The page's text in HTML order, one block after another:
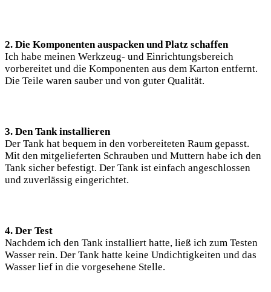
2. Die Komponenten auspacken und Platz schaffen
Ich habe meinen Werkzeug- und Einrichtungsbereich
vorbereitet und die Komponenten aus dem Karton entfernt.
Die Teile waren sauber und von guter Qualität.
3. Den Tank installieren
Der Tank hat bequem in den vorbereiteten Raum gepasst.
Mit den mitgelieferten Schrauben und Muttern habe ich den
Tank sicher befestigt. Der Tank ist einfach angeschlossen
und zuverlässig eingerichtet.
4. Der Test
Nachdem ich den Tank installiert hatte, ließ ich zum Testen
Wasser rein. Der Tank hatte keine Undichtigkeiten und das
Wasser lief in die vorgesehene Stelle.